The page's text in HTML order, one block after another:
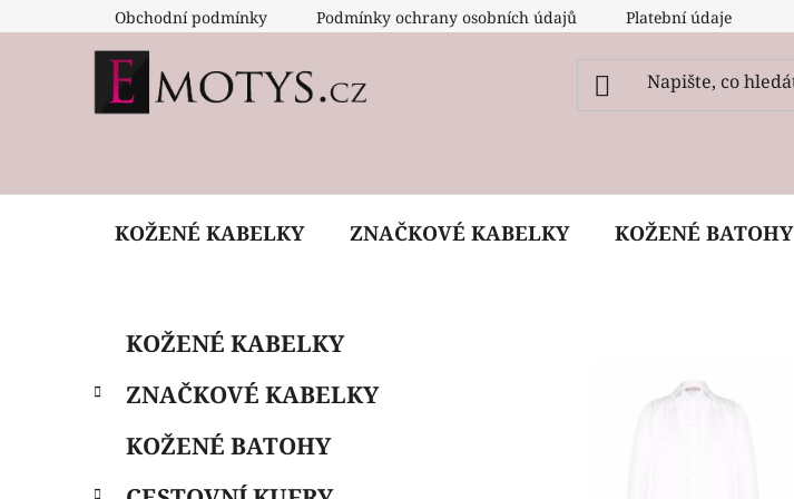
na
Obchodní podmínky Podmínky ochrany osobních údajů Platební údaje
KOŽENÉ KABELKY ZNAČKOVÉ KABELKY KOŽENÉ BATOHY
s
Přeskočit
kategorie
e
KOŽENÉ KABELKY
ZNAČKOVÉ KABELKY
KOŽENÉ BATOHY